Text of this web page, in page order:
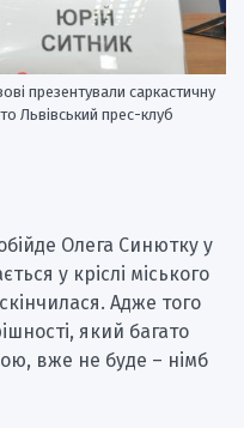
презентували саркастичну
Львівський прес-клуб
Олега Синютку у
у кріслі міського
Адже того
який багато
вже не буде – німб